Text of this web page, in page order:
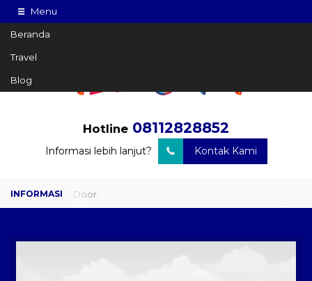
Menu
Beranda
Travel
Blog
Hotline 08112828852
Informasi lebih lanjut? Kontak Kami
Travel Door to Door